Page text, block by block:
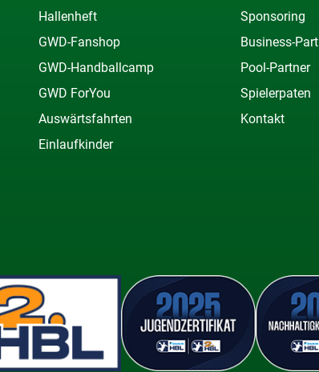
Hallenheft
GWD-Fanshop
GWD-Handballcamp
GWD ForYou
Auswärtsfahrten
Einlaufkinder
Sponsoring
Business-
Pool-Partner
Spielerpaten
Kontakt